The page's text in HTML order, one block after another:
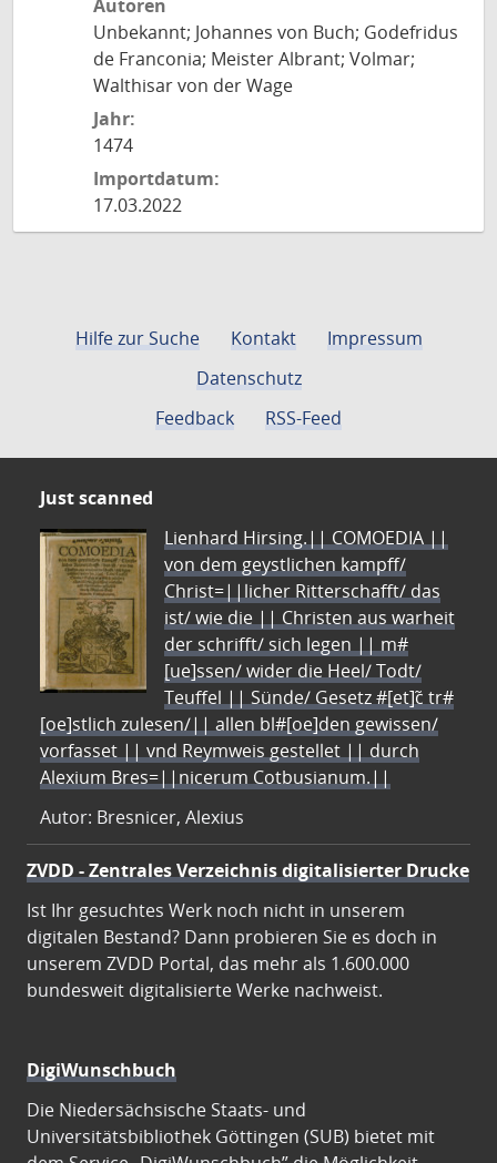
Autoren
Unbekannt; Johannes von Buch; Godefridus
de Franconia; Meister Albrant; Volmar;
Walthisar von der Wage
Jahr:
1474
Importdatum:
17.03.2022
Hilfe zur Suche Kontakt
Impressum
Datenschutz
Feedback
RSS-Feed
Just scanned
Lienhard Hirsing.|| COMOEDIA ||
von dem geystlichen kampff/
Christ=||licher Ritterschafft/ das
ist/ wie die || Christen aus warheit
der schrifft/ sich legen || m#
[ue]ssen/ wider die Heel/ Todt/
Teuffel || Sünde/ Gesetz #[et]c̃ tr#
[oe]stlich zulesen/|| allen bl#[oe]den gewissen/
vorfasset || vnd Reymweis gestellet || durch
Alexium Bres=||nicerum Cotbusianum.||
Autor: Bresnicer, Alexius
ZVDD - Zentrales Verzeichnis digitalisierter Drucke
Ist Ihr gesuchtes Werk noch nicht in unserem
digitalen Bestand? Dann probieren Sie es doch in
unserem ZVDD Portal, das mehr als 1.600.000
bundesweit digitalisierte Werke nachweist.
DigiWunschbuch
Die Niedersächsische Staats- und
Universitätsbibliothek Göttingen (SUB) bietet mit